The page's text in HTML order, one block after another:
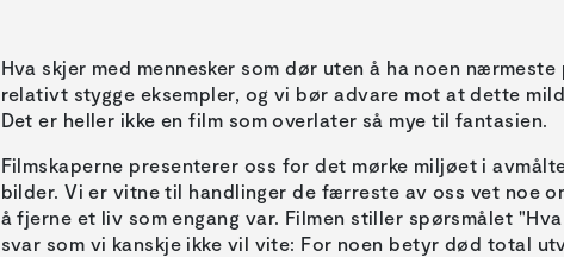
Hva skjer med mennesker som dør uten å ha noen
relativt stygge eksempler, og vi bør advare mot at dette
Det er heller ikke en film som overlater så mye til fantasien.
Filmskaperne presenterer oss for det mørke miljøet i
bilder. Vi er vitne til handlinger de færreste av oss vet noe
å fjerne et liv som engang var. Filmen stiller spørsmålet
svar som vi kanskje ikke vil vite: For noen betyr død total